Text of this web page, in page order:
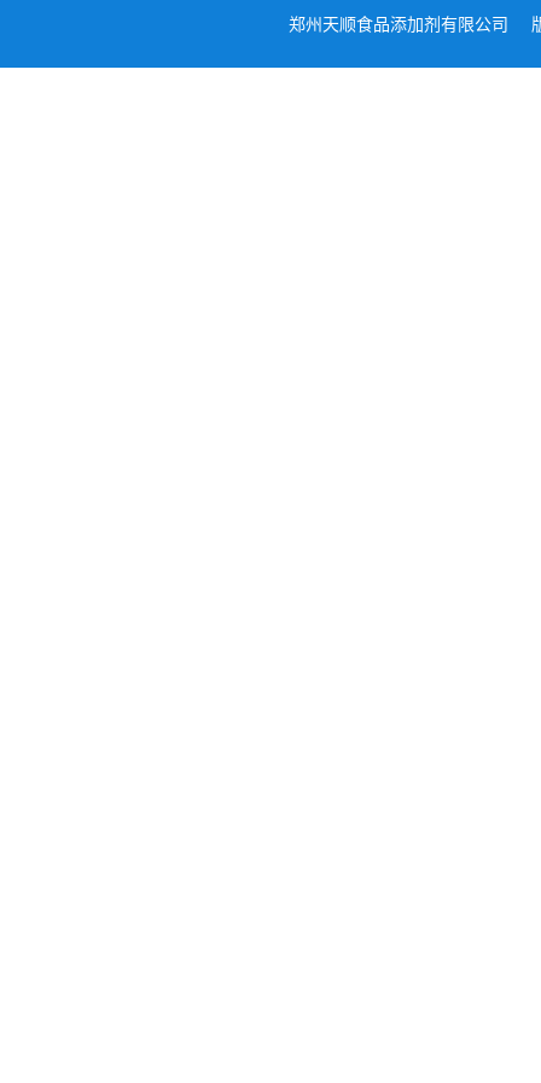
郑州天顺食品添加剂有限公司